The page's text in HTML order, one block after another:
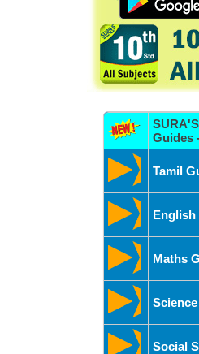
Guides
Tamil
English
Maths
Social